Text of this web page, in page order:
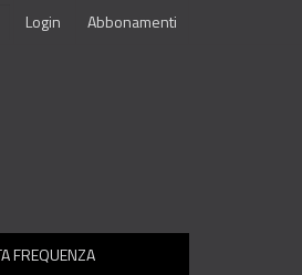
Login Abbonamenti
FREQUENZA